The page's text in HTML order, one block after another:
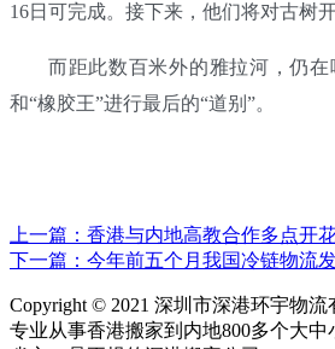
16日可完成。接下来，他们将对古树
而距此数百米外的雅拉河，仍
和“橡胶王”进行最后的“道别”。
上一篇：香港与内地高教合作多点开
下一篇：今年前五个月我国冷链物流
Copyright © 2021 深圳市深港环宇物
专业从事香港搬家到内地800多个大